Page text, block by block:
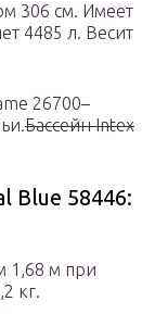
306 см. Имеет
4485 л. Весит
26700–
Бассейн Intex
Blue 58446:
1,68 м при
кг.